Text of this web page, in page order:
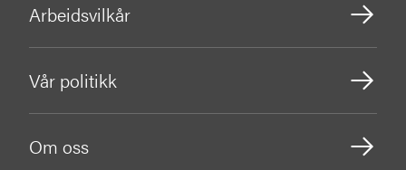
Arbeidsvilkår
Vår politikk
Om oss